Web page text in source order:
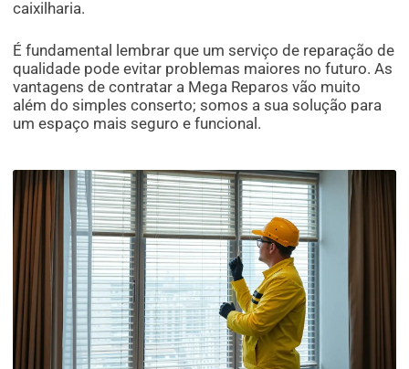
caixilharia.
É fundamental lembrar que um serviço de reparação de
qualidade pode evitar problemas maiores no futuro. As
vantagens de contratar a Mega Reparos vão muito
além do simples conserto; somos a sua solução para
um espaço mais seguro e funcional.